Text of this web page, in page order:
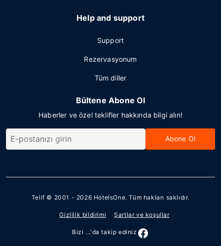
Help and support
Support
Rezervasyonum
Tüm diller
Bültene Abone Ol
Haberler ve özel teklifler hakkında bilgi alın!
Abone Ol
Telif © 2001 - 2026 HotelsOne. Tüm hakları saklıdır.
Gizlilik bildirimi Şartlar ve koşullar
Bizi ...'da takip ediniz